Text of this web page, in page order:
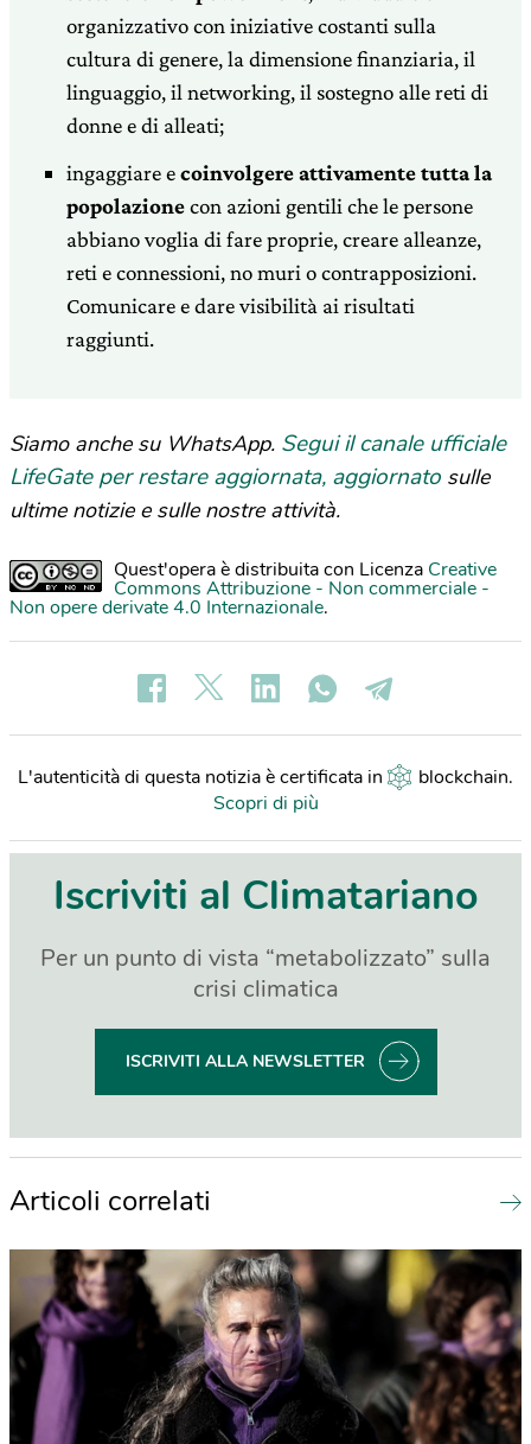
organizzativo con iniziative costanti sulla
cultura di genere, la dimensione finanziaria, il
linguaggio, il networking, il sostegno alle reti di
donne e di alleati;
ingaggiare ecoinvolgere attivamente tutta la
popolazionecon azioni gentili che le persone
abbiano voglia di fare proprie, creare alleanze,
reti e connessioni, no muri o contrapposizioni.
Comunicare e dare visibilità ai risultati
raggiunti.
Siamo anche su WhatsApp. Segui il canale ufficiale
LifeGate per restare aggiornata, aggiornato sulle
ultime notizie e sulle nostre attività.
Quest'opera è distribuita con Licenza Creative
Commons Attribuzione - Non commerciale -
Non opere derivate 4.0 Internazionale.
L'autenticità di questa notizia è certificata in blockchain.
Scopri di più
Iscriviti al Climatariano
Per un punto di vista “metabolizzato” sulla
crisi climatica
ISCRIVITI ALLA NEWSLETTER
Articoli correlati